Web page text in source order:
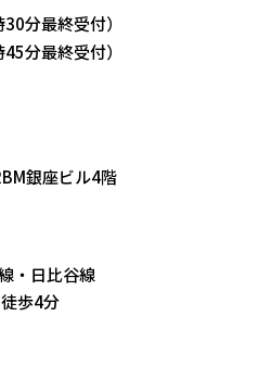
30分最終受付）
45分最終受付）
銀座ビル4階
・日比谷線
歩4分